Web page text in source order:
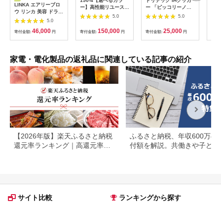
LINKA エアリーブロ
ウ リンカ 美容 ドライ
ヤー ヘアケア 髪 エス
テ ギフト ラッピング
贈呈品 プレゼント 母
の日 母の日準備 母の
5.0
寄付金額: 46,000 円
ー】高性能リユース
スマホ Apple
iPhoneSE 3 128GB
SIMロック解除済 本
体のみ ｜ 中古 再生品
本体 端末
5.0
寄付金額: 150,000 円
ー 「ピッコリーノ」
ブラック DI-
217BK【1642626】
5.0
寄付金額: 25,000 円
家電・電化製品の返礼品に関連している記事の紹介
【2026年版】楽天ふるさと納税
還元率ランキング｜高還元率返
ふるさと納税、年収600万の
付額を解説。共働きや子ども
サイト比較 ランキングから探す